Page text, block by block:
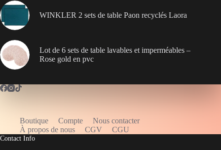
WINKLER 2 sets de table Paon recyclés Laora
Lot de 6 sets de table lavables et imperméables –
Rose gold en pvc
Boutique Compte
Nous contacter
À propos de nous
CGV CGU
Contact Info
WELCOME5